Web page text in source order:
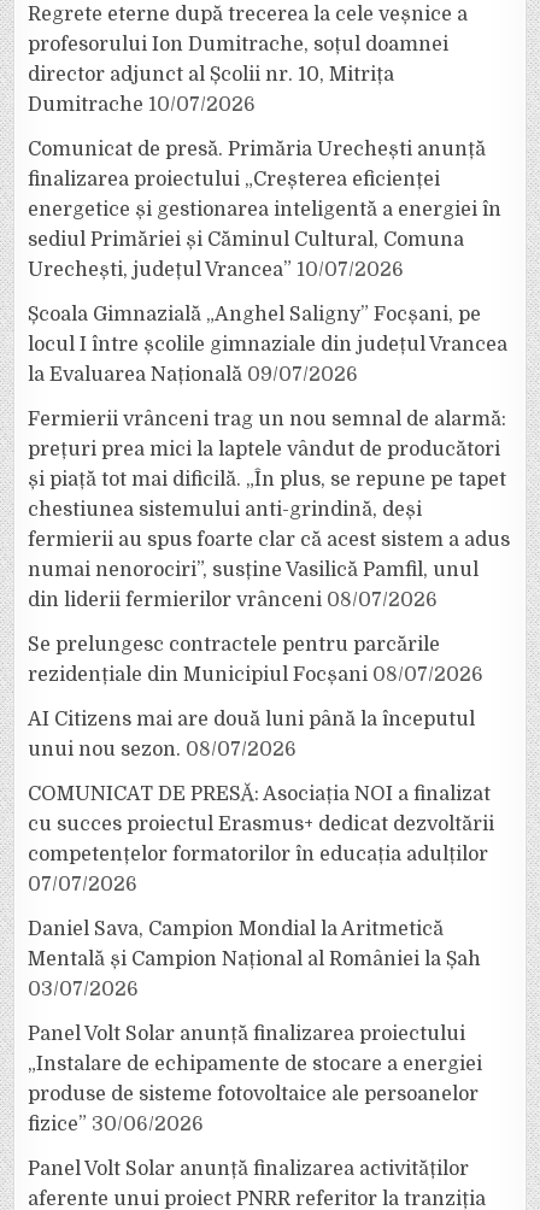
Regrete eterne după trecerea la cele veșnice a
profesorului Ion Dumitrache, soțul doamnei
director adjunct al Școlii nr. 10, Mitrița
Dumitrache 10/07/2026
Comunicat de presă. Primăria Urechești anunță
finalizarea proiectului „Creșterea eficienței
energetice și gestionarea inteligentă a energiei în
sediul Primăriei și Căminul Cultural, Comuna
Urechești, județul Vrancea” 10/07/2026
Școala Gimnazială „Anghel Saligny” Focșani, pe
locul I între școlile gimnaziale din județul Vrancea
la Evaluarea Națională 09/07/2026
Fermierii vrânceni trag un nou semnal de alarmă:
prețuri prea mici la laptele vândut de producători
și piață tot mai dificilă. „În plus, se repune pe tapet
chestiunea sistemului anti-grindină, deși
fermierii au spus foarte clar că acest sistem a adus
numai nenorociri”, susține Vasilică Pamfil, unul
din liderii fermierilor vrânceni 08/07/2026
Se prelungesc contractele pentru parcările
rezidențiale din Municipiul Focșani 08/07/2026
AI Citizens mai are două luni până la începutul
unui nou sezon. 08/07/2026
COMUNICAT DE PRESĂ: Asociația NOI a finalizat
cu succes proiectul Erasmus+ dedicat dezvoltării
competențelor formatorilor în educația adulților
07/07/2026
Daniel Sava, Campion Mondial la Aritmetică
Mentală și Campion Național al României la Șah
03/07/2026
Panel Volt Solar anunță finalizarea proiectului
„Instalare de echipamente de stocare a energiei
produse de sisteme fotovoltaice ale persoanelor
fizice” 30/06/2026
Panel Volt Solar anunță finalizarea activităților
aferente unui proiect PNRR referitor la tranziția